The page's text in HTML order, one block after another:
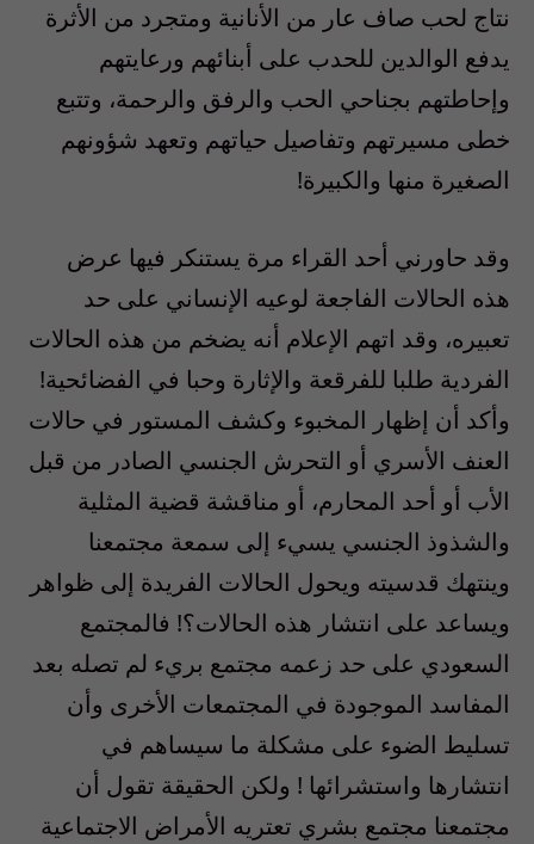
نتاج لحب صاف عار من الأنانية ومتجرد من الأثرة
يدفع الوالدين للحدب على أبنائهم ورعايتهم
وإحاطتهم بجناحي الحب والرفق والرحمة، وتتبع
خطى مسيرتهم وتفاصيل حياتهم وتعهد شؤونهم
الصغيرة منها والكبيرة!
وقد حاورني أحد القراء مرة يستنكر فيها عرض
هذه الحالات الفاجعة لوعيه الإنساني على حد
تعبيره، وقد اتهم الإعلام أنه يضخم من هذه الحالات
الفردية طلبا للفرقعة والإثارة وحبا في الفضائحية!
وأكد أن إظهار المخبوء وكشف المستور في حالات
العنف الأسري أو التحرش الجنسي الصادر من قبل
الأب أو أحد المحارم، أو مناقشة قضية المثلية
والشذوذ الجنسي يسيء إلى سمعة مجتمعنا
وينتهك قدسيته ويحول الحالات الفريدة إلى ظواهر
ويساعد على انتشار هذه الحالات؟! فالمجتمع
السعودي على حد زعمه مجتمع بريء لم تصله بعد
المفاسد الموجودة في المجتمعات الأخرى وأن
تسليط الضوء على مشكلة ما سيساهم في
انتشارها واستشرائها ! ولكن الحقيقة تقول أن
مجتمعنا مجتمع بشري تعتريه الأمراض الاجتماعية